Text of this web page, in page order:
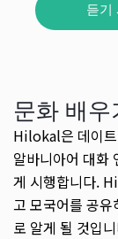
듣기
문화 배우
Hilokal은 데이트
알바니아어 대화
게 시행합니다.
고 모국어를 공
로 알게 될 것입